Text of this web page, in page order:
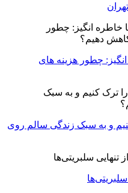
چطور هزینه های
و به سبک زندگی سالم روی